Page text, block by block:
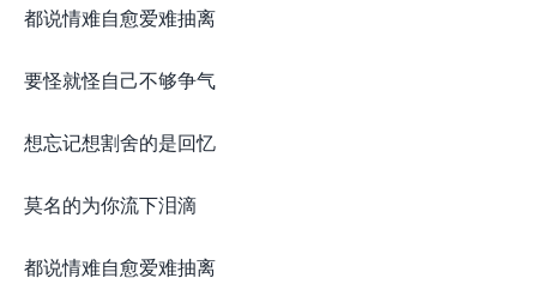
都说情难自愈爱难抽离
要怪就怪自己不够争气
想忘记想割舍的是回忆
莫名的为你流下泪滴
都说情难自愈爱难抽离